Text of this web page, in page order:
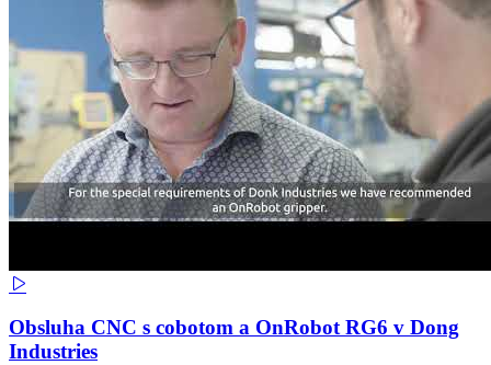
Obsluha CNC s cobotom a OnRobot RG6 v Dong
Industries